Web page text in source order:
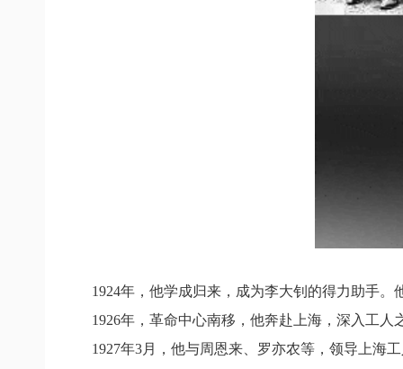
1924年，他学成归来，成为李大钊的得力助手
1926年，革命中心南移，他奔赴上海，深入工人
1927年3月，他与周恩来、罗亦农等，领导上海